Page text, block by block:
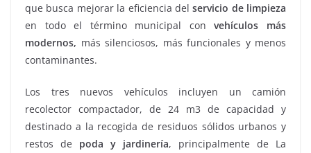
que busca mejorar la eficiencia delservicio de limpieza
en todo el término municipal convehículos más
modernos, más silenciosos, más funcionales y menos
contaminantes.
Los tres nuevos vehículos incluyen un camión
recolector compactador, de 24 m3 de capacidad y
destinado a la recogida de residuos sólidos urbanos y
restos de poda y jardinería, principalmente de La